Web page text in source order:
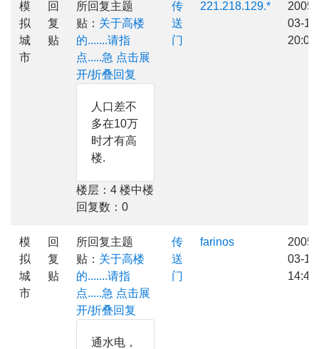
模
拟
城
市
回
复
贴
所回复主题
贴： 关于高楼
的.......请指
点.....急 点击展
开/折叠回复
人口差不
多在10万
时才有高
楼.
楼层：4 楼中楼
回复数：0
传
送
门
221.218.129.*
2005-
03-14
20:03
模
拟
城
市
回
复
贴
所回复主题
贴： 关于高楼
的.......请指
点.....急 点击展
开/折叠回复
通水电，
传
送
门
farinos
2005-
03-12
14:44